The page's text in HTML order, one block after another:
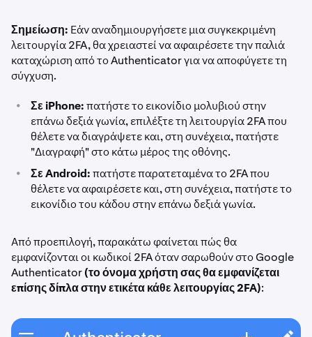
Σημείωση: Εάν αναδημιουργήσετε μια συγκεκριμένη
λειτουργία 2FA, θα χρειαστεί να αφαιρέσετε την παλιά
καταχώριση από το Authenticator για να αποφύγετε τη
σύγχυση.
• Σε iPhone:πατήστε το εικονίδιο μολυβιού στην
επάνω δεξιά γωνία, επιλέξτε τη λειτουργία 2FA που
θέλετε να διαγράψετε και, στη συνέχεια, πατήστε
"Διαγραφή" στο κάτω μέρος της οθόνης.
• Σε Android:πατήστε παρατεταμένα το 2FA που
θέλετε να αφαιρέσετε και, στη συνέχεια, πατήστε το
εικονίδιο του κάδου στην επάνω δεξιά γωνία.
Από προεπιλογή, παρακάτω φαίνεται πώς θα
εμφανίζονται οι κωδικοί 2FA όταν σαρωθούν στο Google
Authenticator(το όνομα χρήστη σας θα εμφανίζεται
επίσης δίπλα στην ετικέτα κάθε λειτουργίας 2FA):